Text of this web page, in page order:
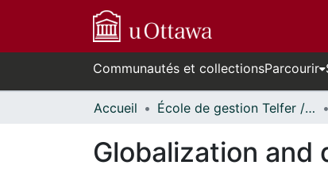
Communautés et collectionsParcourir
Accueil École de gestion Telfer // Telfer School of Management
Globalization and